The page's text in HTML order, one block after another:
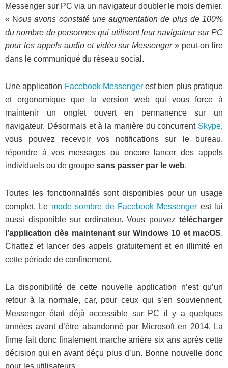
Messenger sur PC via un navigateur doubler le mois dernier.
« Nous avons constaté une augmentation de plus de 100%
du nombre de personnes qui utilisent leur navigateur sur PC
pour les appels audio et vidéo sur Messenger » peut-on lire
dans le communiqué du réseau social.
Une application Facebook Messengerest bien plus pratique
et ergonomique que la version web qui vous force à
maintenir un onglet ouvert en permanence sur un
navigateur. Désormais et à la manière du concurrent Skype,
vous pouvez recevoir vos notifications sur le bureau,
répondre à vos messages ou encore lancer des appels
individuels ou de groupe sans passer par le web.
Toutes les fonctionnalités sont disponibles pour un usage
complet. Le mode sombre de Facebook Messenger est lui
aussi disponible sur ordinateur. Vous pouvez télécharger
l’application dès maintenant sur Windows 10 et macOS.
Chattez et lancer des appels gratuitement et en illimité en
cette période de confinement.
La disponibilité de cette nouvelle application n’est qu’un
retour à la normale, car, pour ceux qui s’en souviennent,
Messenger était déjà accessible sur PC il y a quelques
années avant d’être abandonné par Microsoft en 2014. La
firme fait donc finalement marche arrière six ans après cette
décision qui en avant déçu plus d’un. Bonne nouvelle donc